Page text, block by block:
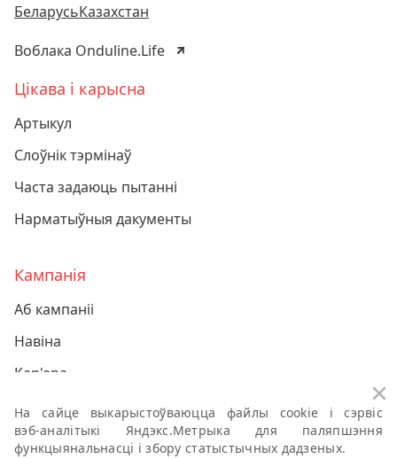
БеларусьКазахстан
Воблака Onduline.Life
Цікава і карысна
Артыкул
Слоўнік тэрмінаў
Часта задаюць пытанні
Нарматыўныя дакументы
Кампанія
Аб кампаніі
Навіна
Кар'ера
Кантакт
На сайце выкарыстоўваюцца файлы cookie і сэрвіс
вэб-аналітыкі Яндэкс.Метрыка для паляпшэння
функцыянальнасці і збору статыстычных дадзеных.